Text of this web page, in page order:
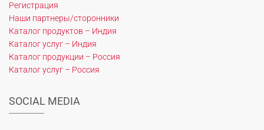
Регистрация
Наши партнеры/сторонники
Каталог продуктов – Индия
Каталог услуг – Индия
Каталог продукции – Россия
Каталог услуг – Россия
SOCIAL MEDIA